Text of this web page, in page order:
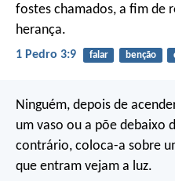
fostes chamados, a fim de
herança.
1 Pedro 3:9 falar benção
Ninguém, depois de
um vaso ou a põe debaixo
contrário, coloca-a sobre
que entram vejam a luz.